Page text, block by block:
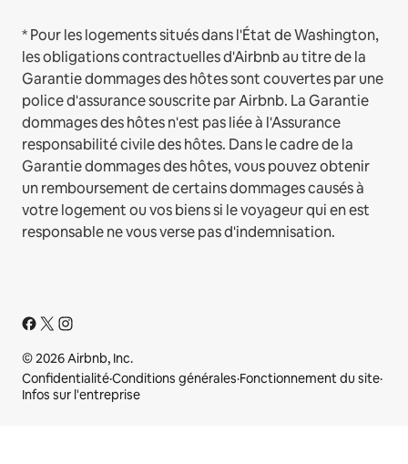
* Pour les logements situés dans l'État de Washington,
les obligations contractuelles d'Airbnb au titre de la
Garantie dommages des hôtes sont couvertes par une
police d'assurance souscrite par Airbnb. La Garantie
dommages des hôtes n'est pas liée à l'Assurance
responsabilité civile des hôtes. Dans le cadre de la
Garantie dommages des hôtes, vous pouvez obtenir
un remboursement de certains dommages causés à
votre logement ou vos biens si le voyageur qui en est
responsable ne vous verse pas d'indemnisation.
© 2026 Airbnb, Inc.
Confidentialité·Conditions générales·Fonctionnement du site·
Infos sur l'entreprise